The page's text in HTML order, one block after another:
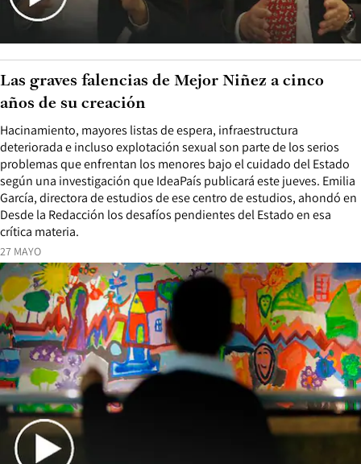
27 MAYO
Hacinamiento, mayores listas de espera, infraestructura
deteriorada e incluso explotación sexual son parte de los serios
problemas que enfrentan los menores bajo el cuidado del Estado
según una investigación que IdeaPaís publicará este jueves. Emilia
García, directora de estudios de ese centro de estudios, ahondó en
Desde la Redacción los desafíos pendientes del Estado en esa
crítica materia.
Las graves falencias de Mejor Niñez a cinco
años de su creación